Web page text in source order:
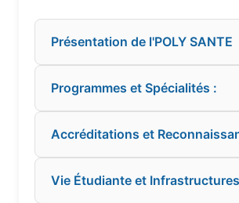
Présentation de l'POLY SANTE
Programmes et Spécialités :
Accréditations et
Vie Étudiante et